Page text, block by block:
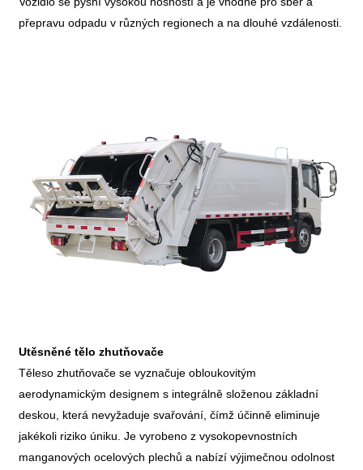
přepravu odpadu v různých regionech a na dlouhé vzdálenosti.
Utěsněné tělo zhutňovače
Těleso zhutňovače se vyznačuje obloukovitým
aerodynamickým designem s integrálně složenou základní
deskou, která nevyžaduje svařování, čímž účinně eliminuje
jakékoli riziko úniku. Je vyrobeno z vysokopevnostních
manganových ocelových plechů a nabízí výjimečnou odolnost